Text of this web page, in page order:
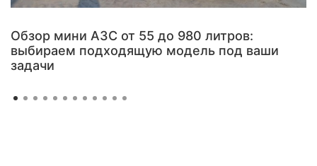
Обзор мини АЗС от 55 до 980 литров:
выбираем подходящую модель под ваши
задачи